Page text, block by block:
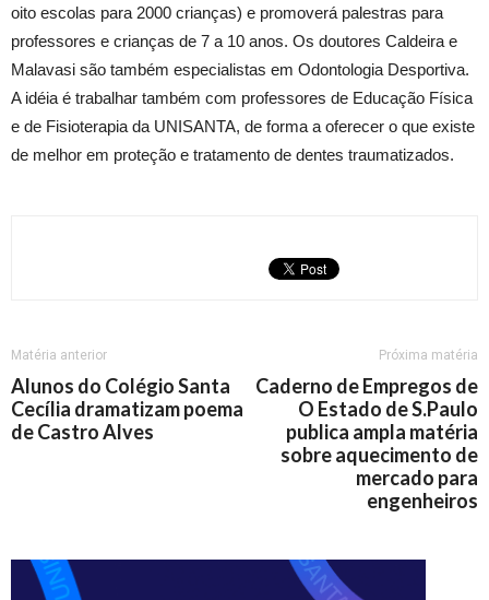
oito escolas para 2000 crianças) e promoverá palestras para
professores e crianças de 7 a 10 anos. Os doutores Caldeira e
Malavasi são também especialistas em Odontologia Desportiva.
A idéia é trabalhar também com professores de Educação Física
e de Fisioterapia da UNISANTA, de forma a oferecer o que existe
de melhor em proteção e tratamento de dentes traumatizados.
Matéria anterior
Alunos do Colégio Santa
Cecília dramatizam poema
de Castro Alves
Próxima matéria
Caderno de Empregos de
O Estado de S.Paulo
publica ampla matéria
sobre aquecimento de
mercado para
engenheiros